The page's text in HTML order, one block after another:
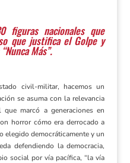
figuras nacionales que
que justifica el Golpe y
Más”.
civil-militar, hacemos un
se asuma con la relevancia
marcó a generaciones en
horror cómo era derrocado a
elegido democráticamente y un
defendiendo la democracia,
social por vía pacífica, “la vía